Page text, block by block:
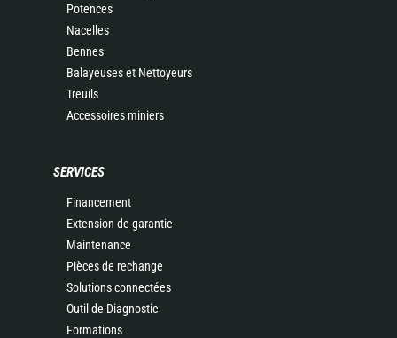
Potences
Nacelles
Bennes
Balayeuses et Nettoyeurs
Treuils
Accessoires miniers
SERVICES
Financement
Extension de garantie
Maintenance
Pièces de rechange
Solutions connectées
Outil de Diagnostic
Formations